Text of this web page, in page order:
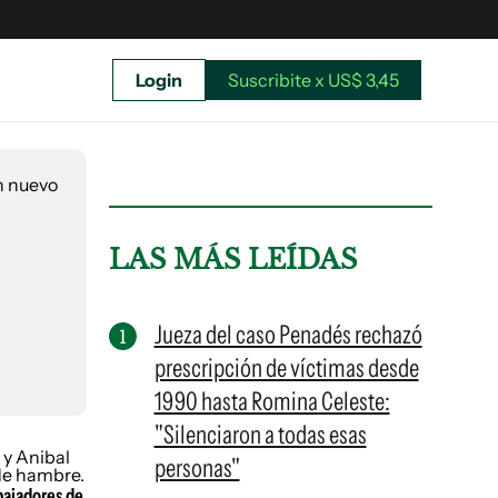
Suscribite x US$ 3,45
Login Suscribite x US$ 3,45
LAS MÁS LEÍDAS
Jueza del caso Penadés rechazó
prescripción de víctimas desde
1990 hasta Romina Celeste:
"Silenciaron a todas esas
personas"